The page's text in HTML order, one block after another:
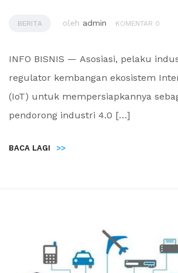
BERITA oleh admin KOMENTAR 0
INFO BISNIS — Asosiasi, pelaku
regulator kembangan ekosistem
(IoT) untuk mempersiapkannya
pendorong industri 4.0 […]
BACA LAGI >>